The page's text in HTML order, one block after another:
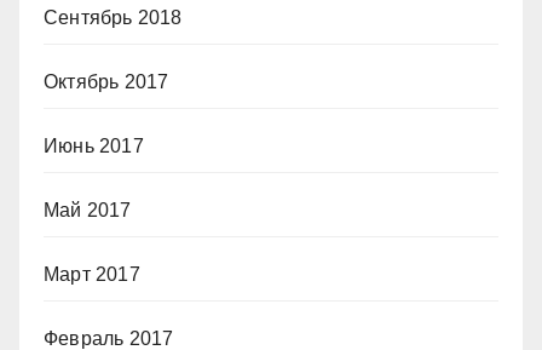
Сентябрь 2018
Октябрь 2017
Июнь 2017
Май 2017
Март 2017
Февраль 2017